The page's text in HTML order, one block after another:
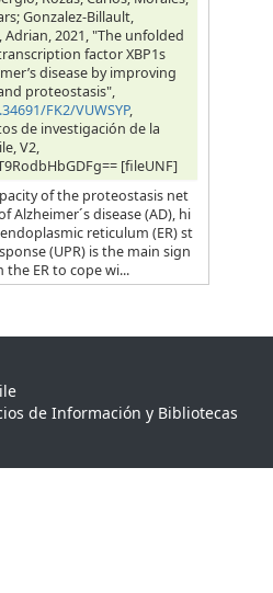
Gonzalez-Billault,
Adrian, 2021, "The unfolded
factor XBP1s
disease by improving
proteostasis",
FK2/VUWSYP,
de investigación de la
V2,
[fileUNF]
of the proteostasis net
disease (AD), hi
reticulum (ER) st
(UPR) is the main sign
ER to cope wi...
de Información y Bibliotecas